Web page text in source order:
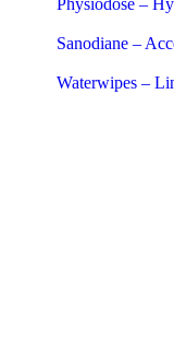
Physiodose –
Sanodiane –
Waterwipes –